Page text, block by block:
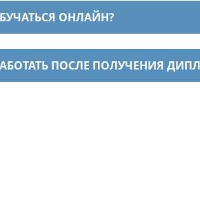
ОНЛАЙН?
ПОСЛЕ ПОЛУЧЕНИЯ